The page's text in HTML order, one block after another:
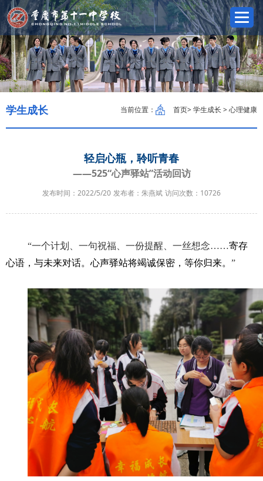
学生成长 当前位置： 首页> 学生成长 > 心理健康
轻启心瓶，聆听青春
——525“心声驿站”活动回访
发布时间：2022/5/20 发布者：朱燕斌 访问次数： 10726
“一个计划、一句祝福、一份提醒、一丝想念……寄存
心语，与未来对话。心声驿站将竭诚保密，等你归来。 ”